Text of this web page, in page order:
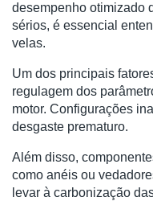
desempenho otimizado
sérios, é essencial
velas.
Um dos principais
regulagem dos
motor. Configurações
desgaste prematuro.
Além disso,
como anéis ou
levar à carbonização